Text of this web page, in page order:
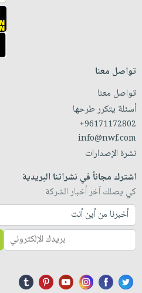
تواصل معنا
تواصل معنا
أسئلة يتكرر طرحها
+96171172802
info@nwf.com
نشرة الإصدارات
اشترك مجاناً في نشراتنا البريدية
كي يصلك آخر أخبار الشركة